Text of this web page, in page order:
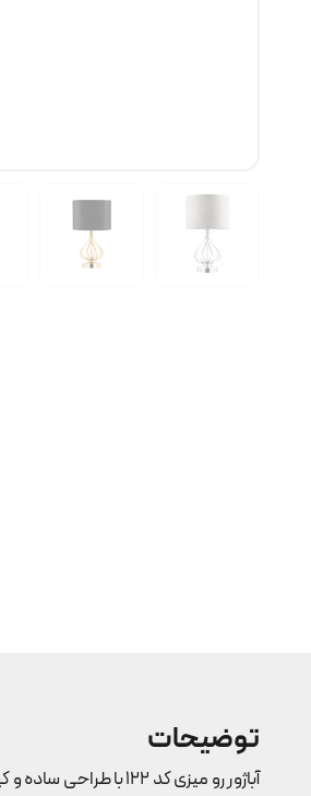
توضیحات
آباژور رو میزی کد 122 با طراحی ساده و کیفیت ساخت بالا، دارای بدنه‌ای از جنس آهن با روکش آبکاری الکترو فورتیک درجه یک است. این پوشش باعث می‌شود که